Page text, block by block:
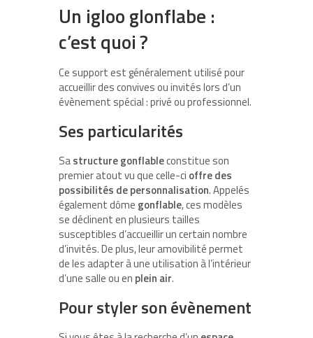
Un igloo glonflabe :
c’est quoi ?
Ce support est généralement utilisé pour
accueillir des convives ou invités lors d’un
évènement spécial : privé ou professionnel.
Ses particularités
Sastructure gonflableconstitue son
premier atout vu que celle-ci offre des
possibilités de personnalisation. Appelés
également dôme gonflable, ces modèles
se déclinent en plusieurs tailles
susceptibles d’accueillir un certain nombre
d’invités. De plus, leur amovibilité permet
de les adapter à une utilisation à l’intérieur
d’une salle ou en plein air.
Pour styler son évènement